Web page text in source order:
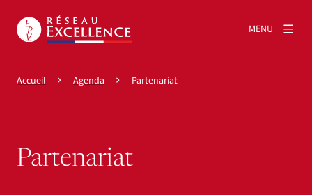
MENU
Accueil Agenda Partenariat
Partenariat